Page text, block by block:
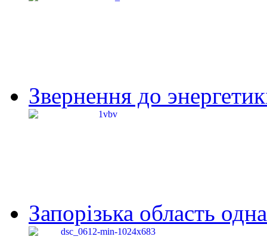
Звернення до
Запорізька область